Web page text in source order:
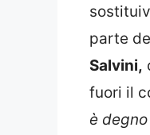
parte
Salvini,
fuori il
è